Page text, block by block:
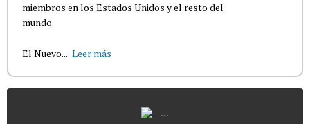
miembros en los Estados Unidos y el resto del
mundo.
El Nuevo... Leer más
...